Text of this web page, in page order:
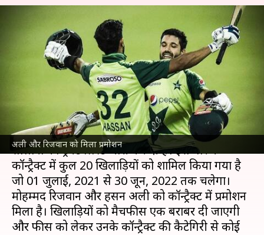
अली और रिजवान को मिला प्रमोशन
PCB ने जारी की कॉन्ट्रैक्ट लिस्ट, हसन
अली और मोहम्मद रिजवान को मिला
प्रमोशन
Jul 02, 2021 04:27 pm
पाकिस्तान क्रिकेट बोर्ड (PCB) ने अपने खिलाड़ियों के लिए
सालाना कॉन्ट्रैक्ट लिस्ट जारी कर दी है। इस बार के
कॉन्ट्रैक्ट में कुल 20 खिलाड़ियों को शामिल किया गया है
जो 01 जुलाई, 2021 से 30 जून, 2022 तक चलेगा।
मोहम्मद रिजवान और हसन अली को कॉन्ट्रैक्ट में प्रमोशन
मिला है। खिलाड़ियों को मैचफीस एक बराबर दी जाएगी
और फीस को लेकर उनके कॉन्ट्रैक्ट की कैटेगिरी से कोई